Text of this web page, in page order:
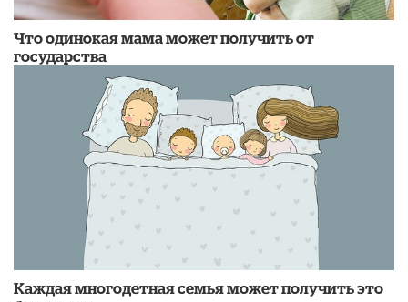
Что одинокая мама может получить от
государства
Каждая многодетная семья может получить это